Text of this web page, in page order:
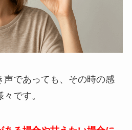
声であっても、その時の感
です。